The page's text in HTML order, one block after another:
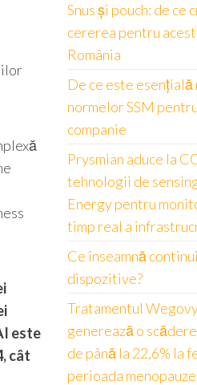
este
cât
Snus și pouch: de ce
cererea pentru
România
De ce este
normelor SSM
companie
Prysmian aduce la
tehnologii de
Energy pentru
timp real a
Ce înseamnă
dispozitive?
Tratamentul
generează o
de până la 22,6% la
perioada